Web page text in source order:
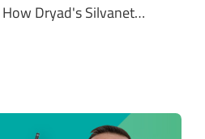
Dryad's Silvanet…